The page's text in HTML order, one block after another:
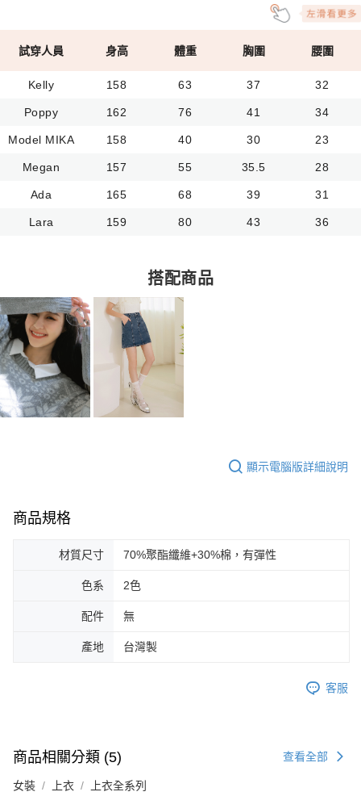
試穿人員 身高 體重 胸圍 腰圍
Kelly 158 63 37 32
Poppy 162 76 41 34
Model MIKA 158 40 30 23
Megan 157 55 35.5 28
Ada 165 68 39 31
Lara 159 80 43 36
搭配商品
顯示電腦版詳細說明
商品規格
材質尺寸 70%聚酯纖維+30%棉，有彈性
色系 2色
配件 無
產地 台灣製
客服
商品相關分類 (5) 查看全部
女裝 上衣 上衣全系列